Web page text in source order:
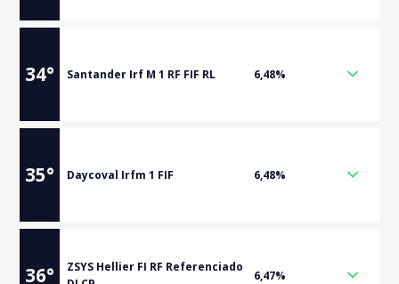
34° Santander Irf M 1 RF FIF RL 6,48%
35° Daycoval Irfm 1 FIF 6,48%
36°
ZSYS Hellier FI RF Referenciado
6,47%